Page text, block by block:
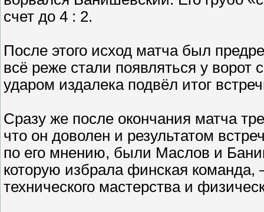
счет до 4 : 2.
После этого исход матча был
всё реже стали появляться у
ударом издалека подвёл итог
Сразу же после окончания матча
что он доволен и результатом
по его мнению, были Маслов и
которую избрала финская
технического мастерства и